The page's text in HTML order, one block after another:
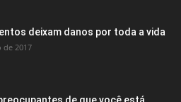
deixam danos por toda a vida
de 2017
de que você está